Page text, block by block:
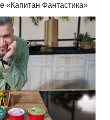
«Капитан Фантастика»